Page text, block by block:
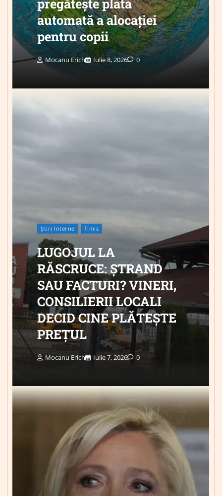
automată a alocației
pentru copii
Mocanu Erich Iulie 8, 2026 0
Știri Interne Timis
LUGOJUL LA
RĂSCRUCE: ȘTRAND
SAU FACTURI? VINERI,
CONSILIERII LOCALI
DECID CINE PLĂTEȘTE
PREȚUL
Mocanu Erich Iulie 7, 2026 0